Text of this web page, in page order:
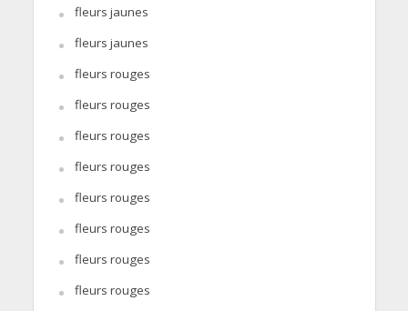
fleurs jaunes
fleurs jaunes
fleurs rouges
fleurs rouges
fleurs rouges
fleurs rouges
fleurs rouges
fleurs rouges
fleurs rouges
fleurs rouges